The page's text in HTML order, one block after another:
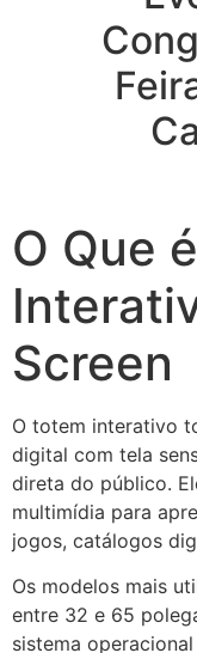
O Que
Screen
O totem interativo
digital com tela
direta do público.
multimídia para
jogos, catálogos
Os modelos mais
entre 32 e 65
sistema